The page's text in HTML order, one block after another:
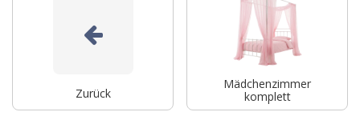
Zurück
Mädchenzimmer
komplett